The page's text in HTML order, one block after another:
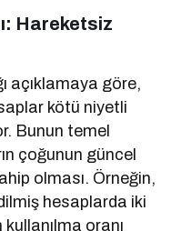
Hareketsiz
açıklamaya göre,
kötü niyetli
Bunun temel
çoğunun güncel
olması. Örneğin,
hesaplarda iki
oranı